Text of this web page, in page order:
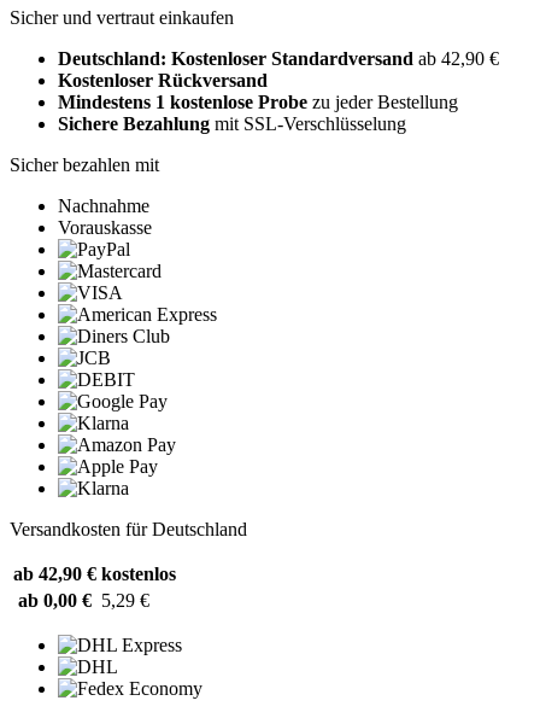
Sicher und vertraut einkaufen
Deutschland: Kostenloser Standardversand ab 42,90 €
Kostenloser Rückversand
Mindestens 1 kostenlose Probe zu jeder Bestellung
Sichere Bezahlung mit SSL-Verschlüsselung
Sicher bezahlen mit
Nachnahme
Vorauskasse
Versandkosten für Deutschland
ab 42,90 € kostenlos
ab 0,00 € 5,29 €